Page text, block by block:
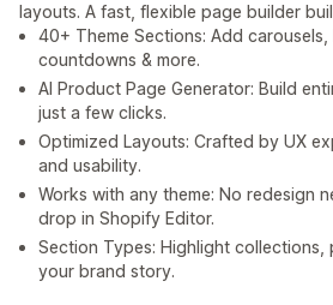
layouts. A fast, flexible page builder
40+ Theme Sections: Add
countdowns & more.
AI Product Page Generator: Build
just a few clicks.
Optimized Layouts: Crafted by UX
and usability.
Works with any theme: No redesign
drop in Shopify Editor.
Section Types: Highlight collections,
your brand story.